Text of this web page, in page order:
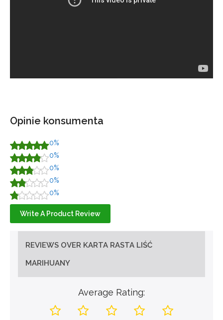
Opinie konsumenta
0%
0%
0%
0%
0%
Write A Product Review
REVIEWS OVER KARTA RASTA LIŚĆ
MARIHUANY
Average Rating: